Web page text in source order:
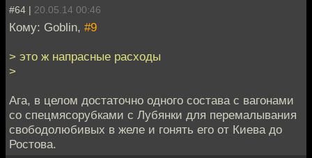
#64 | 20.05.14 00:46
Кому: Goblin, #9
> это ж напрасные расходы
>
Ага, в целом достаточно одного состава с вагонами
со спецмясорубками с Лубянки для перемалывания
свободолюбивых в желе и гонять его от Киева до
Ростова.